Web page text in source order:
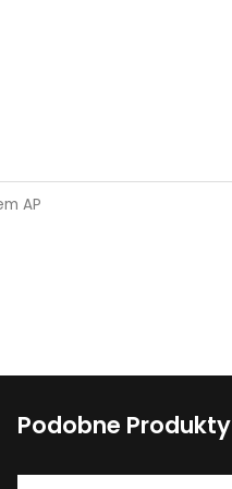
AP
Podobne Produkty